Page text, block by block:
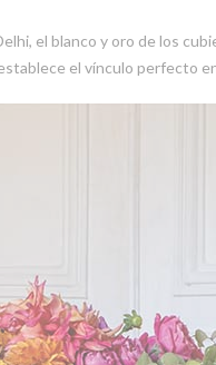
el blanco y oro de los
el vínculo perfecto